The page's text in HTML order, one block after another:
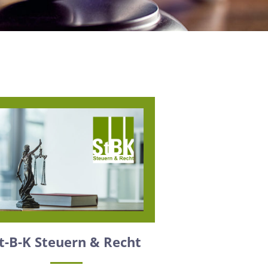
B-K Steuern & Recht